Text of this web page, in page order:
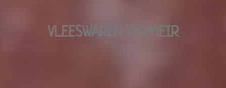
VLEESWAREN VERMEIR